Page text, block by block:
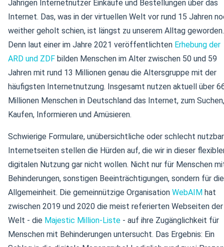
Jährigen Internetnutzer Einkäufe und Bestellungen über das
Internet. Das, was in der virtuellen Welt vor rund 15 Jahren
weither geholt schien, ist längst zu unserem Alltag geworden.
Denn laut einer im Jahre 2021 veröffentlichten Erhebung der
ARD und ZDF bilden Menschen im Alter zwischen 50 und 59
Jahren mit rund 13 Millionen genau die Altersgruppe mit der
häufigsten Internetnutzung. Insgesamt nutzen aktuell über
Millionen Menschen in Deutschland das Internet, zum Suchen,
Kaufen, Informieren und Amüsieren.
Schwierige Formulare, unübersichtliche oder schlecht
Internetseiten stellen die Hürden auf, die wir in dieser
digitalen Nutzung gar nicht wollen. Nicht nur für Menschen
Behinderungen, sonstigen Beeinträchtigungen, sondern für die
Allgemeinheit. Die gemeinnützige Organisation WebAIM hat
zwischen 2019 und 2020 die meist referierten Webseiten der
Welt - die Majestic Million-Liste - auf ihre Zugänglichkeit für
Menschen mit Behinderungen untersucht. Das Ergebnis: Ein